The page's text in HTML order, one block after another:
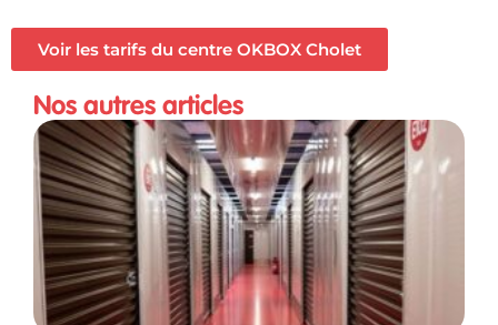
Voir les tarifs du centre OKBOX Cholet
Nos autres articles